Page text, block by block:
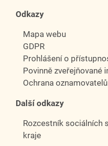
Odkazy
Mapa webu
GDPR
Prohlášení o
Povinně zveřejňované
Ochrana oznamovatelů
Další odkazy
Rozcestník sociálních
kraje